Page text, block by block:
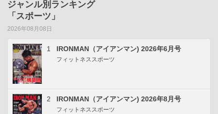
ジャンル別ランキング
「スポーツ」
2026年08月08日
1 IRONMAN（アイアンマン) 2026年6月号
フィットネススポーツ
2 IRONMAN（アイアンマン) 2026年8月号
フィットネススポーツ